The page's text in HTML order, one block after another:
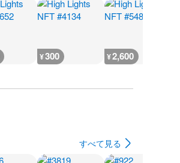
¥300 ¥2,600
すべて見る